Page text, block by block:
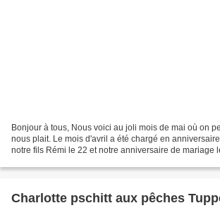
Bonjour à tous, Nous voici au joli mois de mai où on
nous plait. Le mois d'avril a été chargé en
notre fils Rémi le 22 et notre anniversaire de mariage
Charlotte pschitt aux pêches